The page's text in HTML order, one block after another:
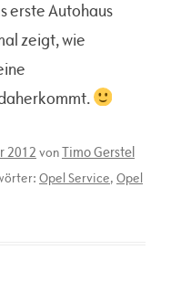
erste Autohaus
zeigt, wie
2012 vonTimo Gerstel
Opel Service, Opel